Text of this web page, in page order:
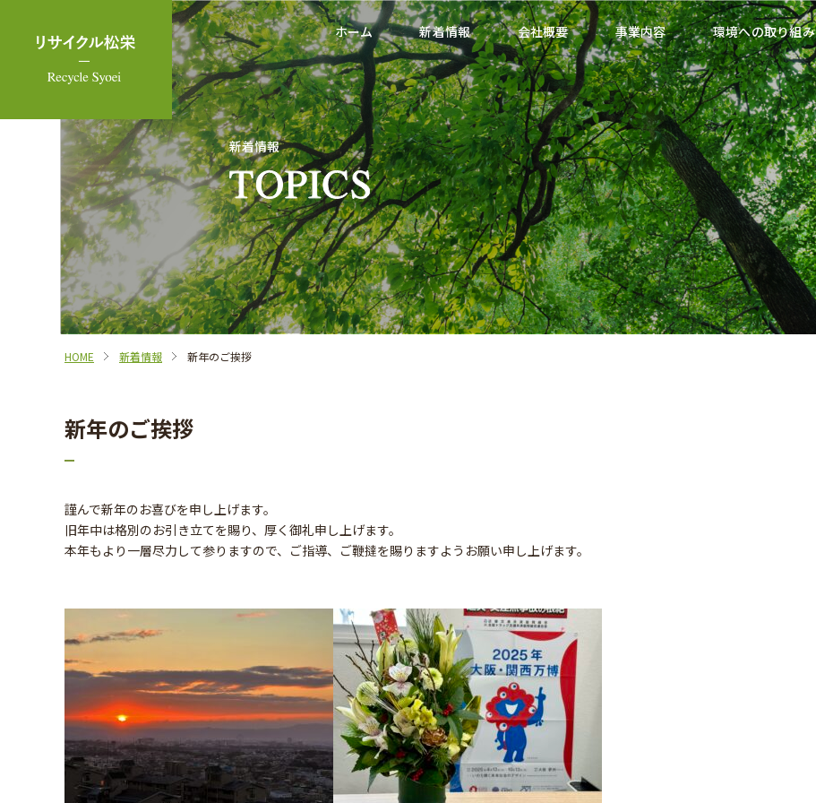
ホーム 新着情報 会社概要 事業内容 環境への取り組み
新着情報
HOME 新着情報 新年のご挨拶
新年のご挨拶
謹んで新年のお喜びを申し上げます。
旧年中は格別のお引き立てを賜り、厚く御礼申し上げます。
本年もより一層尽力して参りますので、ご指導、ご鞭撻を賜りますようお願い申し上げます。